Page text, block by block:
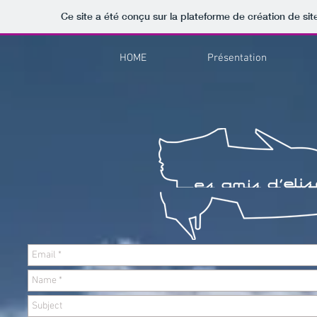
Ce site a été conçu sur la plateforme de création de
HOME Présentation